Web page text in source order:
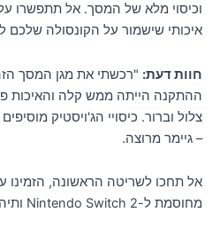
וכיסוי מלא של המסך. אל תתפשרו
איכותי שישמור על הקונסולה שלכם
חוות דעת: "רכשתי את מגן המסך
ההתקנה הייתה ממש קלה והאיכות
צלול וברור. כיסויי הג'ויסטיק
– גיימר מרוצה.
אל תחכו לשריטה הראשונה, הזמינו
מחוסמת ל-Nintendo Switch 2 ותיהנו ממשחק ללא דאגות!